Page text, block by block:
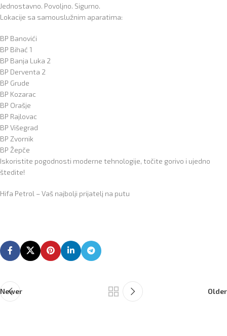
Jednostavno. Povoljno. Sigurno.
Lokacije sa samouslužnim aparatima:
BP Banovići
BP Bihać 1
BP Banja Luka 2
BP Derventa 2
BP Grude
BP Kozarac
BP Orašje
BP Rajlovac
BP Višegrad
BP Zvornik
BP Žepče
Iskoristite pogodnosti moderne tehnologije, točite gorivo i ujedno
štedite!
Hifa Petrol – Vaš najbolji prijatelj na putu
Newer Older